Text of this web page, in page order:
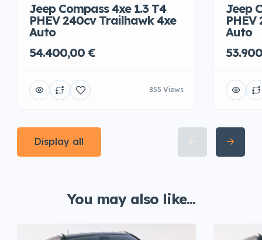
Jeep Compass 4xe 1.3 T4
PHEV 240cv Trailhawk 4xe
Auto
54.400,00 €
855 Views
Jeep
Auto
Display all
You may also like...